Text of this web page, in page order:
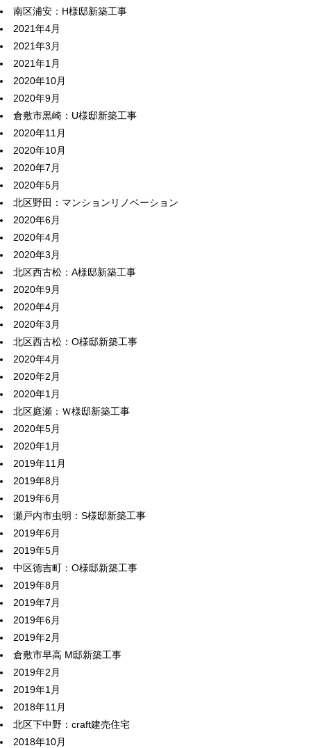
南区浦安：H様邸新築工事
2021年4月
2021年3月
2021年1月
2020年10月
2020年9月
倉敷市黒崎：U様邸新築工事
2020年11月
2020年10月
2020年7月
2020年5月
北区野田：マンションリノベーション
2020年6月
2020年4月
2020年3月
北区西古松：A様邸新築工事
2020年9月
2020年4月
2020年3月
北区西古松：O様邸新築工事
2020年4月
2020年2月
2020年1月
北区庭瀬：Ｗ様邸新築工事
2020年5月
2020年1月
2019年11月
2019年8月
2019年6月
瀬戸内市虫明：S様邸新築工事
2019年6月
2019年5月
中区徳吉町：O様邸新築工事
2019年8月
2019年7月
2019年6月
2019年2月
倉敷市早高 M邸新築工事
2019年2月
2019年1月
2018年11月
北区下中野：craft建売住宅
2018年10月